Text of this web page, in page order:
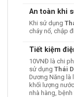
An toàn khi
Khi sử dụng
cháy nổ, chập
Tiết kiệm
10VNĐ là chi
sử dụngThái
Dương Năng là
khối lượng
nhà hàng,